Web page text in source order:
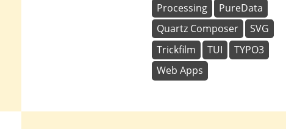
Processing
PureData
Quartz Composer
SVG
Trickfilm
TUI
TYPO3
Web Apps